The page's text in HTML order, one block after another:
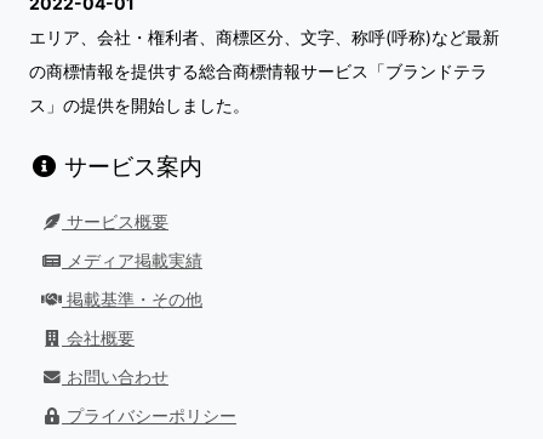
エリア、会社・権利者、商標区分、文字、称呼(呼称)など最新
の商標情報を提供する総合商標情報サービス「ブランドテラ
ス」の提供を開始しました。
サービス案内
サービス概要
メディア掲載実績
掲載基準・その他
会社概要
お問い合わせ
プライバシーポリシー